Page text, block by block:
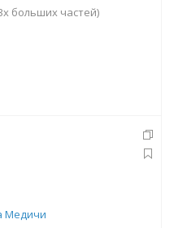
больших частей)